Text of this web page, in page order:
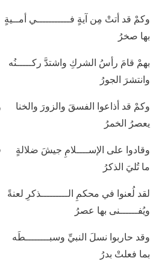
وكمْ قد أتتْ مِن آيةٍ فـــــــــــي
بها صخرُ
بهمْ قامَ رأسُ الشركِ واشتدَّ ركـــــنُه
وانتشرَ الجورُ
وكمْ قد أذاعوا الفسقَ والزورَ والخنا
يعصرُ الخمرُ
وقادوا على الإســــلامِ جيشَ ضلالةٍ
ما تُليَ الذكرُ
لقد لُعنوا في محكمِ الـــــــــذكرِ
ويُفــــــنى بها عصرُ
وقد حاربوا نسلَ النبيِّ وسبــــــــطَه
بما فعلتْ بدرُ